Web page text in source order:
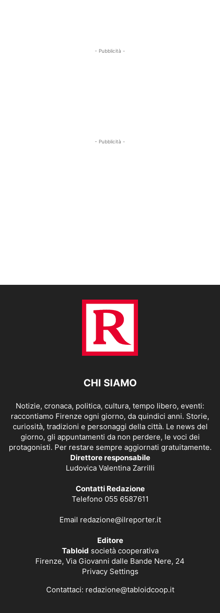
- Pubblicità -
- Pubblicità -
CHI SIAMO
Notizie, cronaca, politica, cultura, tempo libero, eventi:
raccontiamo Firenze ogni giorno, da quindici anni. Storie,
curiosità, tradizioni e personaggi della città. Le news del
giorno, gli appuntamenti da non perdere, le voci dei
protagonisti. Per restare sempre aggiornati gratuitamente.
Direttore responsabile
Ludovica Valentina Zarrilli
Contatti Redazione
Telefono 055 6587611
Email redazione@ilreporter.it
Editore
Tabloid società cooperativa
Firenze, Via Giovanni dalle Bande Nere, 24
Privacy Settings
Contattaci: redazione@tabloidcoop.it